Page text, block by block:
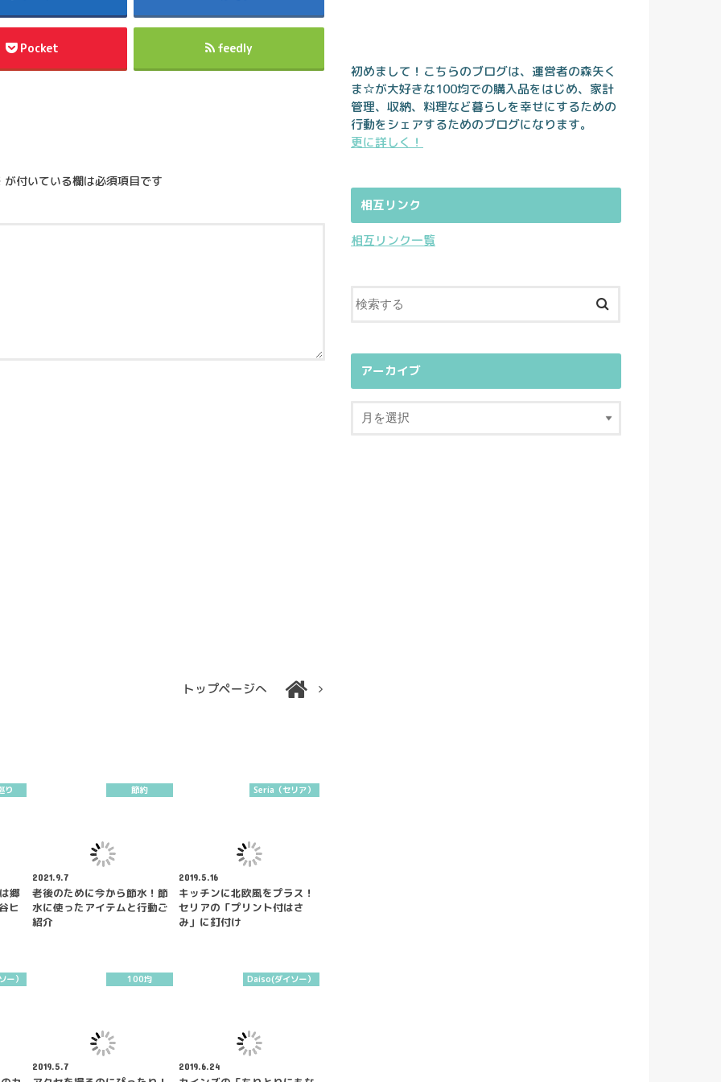
Pocket feedly
が付いている欄は必須項目です
トップページへ
り
郷
ヒ
節約
2021.9.7
老後のために今から節水！節
水に使ったアイテムと行動ご
紹介
Seria（セリア）
2019.5.16
キッチンに北欧風をプラス！
セリアの「プリント付はさ
み」に釘付け
ー） 100均
2019.5.7
Daiso(ダイソー）
2019.6.24
初めまして！こちらのブログは、運営者の森矢く
ま☆が大好きな100均での購入品をはじめ、家計
管理、収納、料理など暮らしを幸せにするための
行動をシェアするためのブログになります。
更に詳しく！
相互リンク
相互リンク一覧
アーカイブ